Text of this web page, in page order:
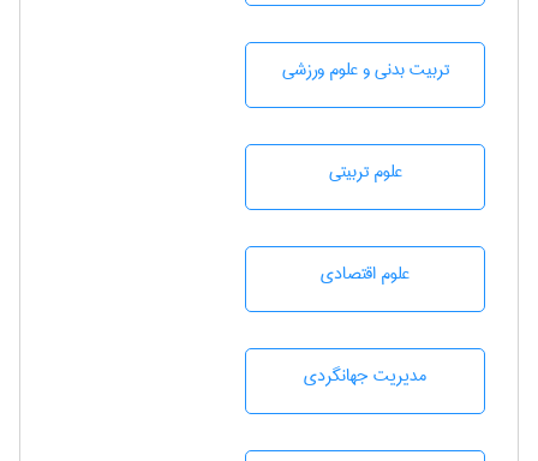
تربيت بدنی و علوم ورزشی
علوم تربيتی
علوم اقتصادی
مديريت جهانگردی